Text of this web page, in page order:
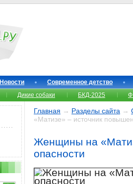
Новости
Современное детство
Дикие собаки БКД-2025
Главная → Разделы сайта →
«Матизе» – источник
Женщины на
опасности